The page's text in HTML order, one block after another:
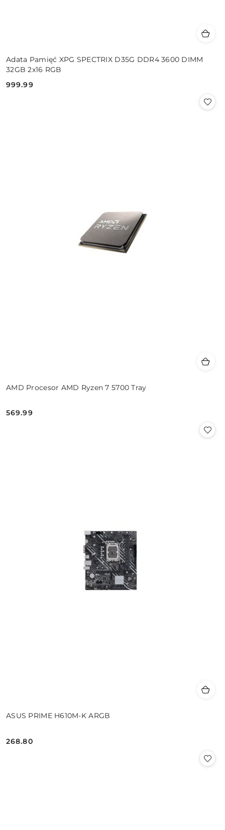
Adata Pamięć XPG SPECTRIX D35G DDR4 3600 DIMM
32GB 2x16 RGB
Cena:
999.99
AMD Procesor AMD Ryzen 7 5700 Tray
Cena:
569.99
ASUS PRIME H610M-K ARGB
Cena:
268.80